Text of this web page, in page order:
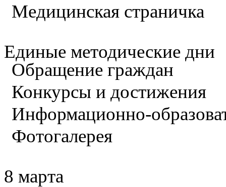
Медицинская страничка
Единые методические дни
Обращение граждан
Конкурсы и достижения
Информационно-
Фотогалерея
8 марта